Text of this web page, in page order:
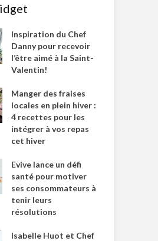
Inspiration du Chef
Danny pour recevoir
l’être aimé à la Saint-
Valentin!
Manger des fraises
locales en plein hiver :
4 recettes pour les
intégrer à vos repas
cet hiver
Evive lance un défi
santé pour motiver
ses consommateurs à
tenir leurs
résolutions
Isabelle Huot et Chef